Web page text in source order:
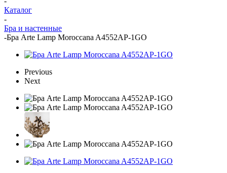
Каталог
-
Бра и настенные
-Бра Arte Lamp Moroccana A4552AP-1GO
Previous
Next